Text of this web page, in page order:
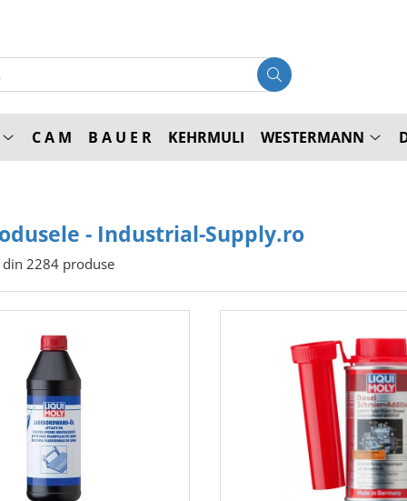
C A M B A U E R KEHRMULI WESTERMANN
- Industrial-Supply.ro
din 2284 produse